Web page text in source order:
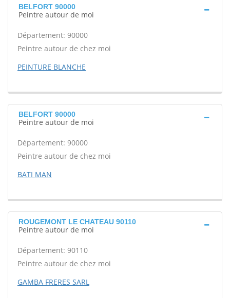
BELFORT 90000
Peintre autour de moi
Département: 90000
Peintre autour de chez moi
PEINTURE BLANCHE
BELFORT 90000
Peintre autour de moi
Département: 90000
Peintre autour de chez moi
BATI MAN
ROUGEMONT LE CHATEAU 90110
Peintre autour de moi
Département: 90110
Peintre autour de chez moi
GAMBA FRERES SARL